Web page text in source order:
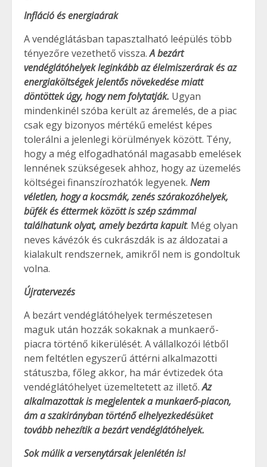
Infláció és energiaárak
A vendéglátásban tapasztalható leépülés több
tényezőre vezethető vissza.A bezárt
vendéglátóhelyek leginkább az élelmiszerárak és az
energiaköltségek jelentős növekedése miatt
döntöttek úgy, hogy nem folytatják. Ugyan
mindenkinél szóba került az áremelés, de a piac
csak egy bizonyos mértékű emelést képes
tolerálni a jelenlegi körülmények között. Tény,
hogy a még elfogadhatónál magasabb emelések
lennének szükségesek ahhoz, hogy az üzemelés
költségei finanszírozhatók legyenek. Nem
véletlen, hogy a kocsmák, zenés szórakozóhelyek,
büfék és éttermek között is szép számmal
találhatunk olyat, amely bezárta kapuit. Még olyan
neves kávézók és cukrászdák is az áldozatai a
kialakult rendszernek, amikről nem is gondoltuk
volna.
Újratervezés
A bezárt vendéglátóhelyek természetesen
maguk után hozzák sokaknak a munkaerő-
piacra történő kikerülését. A vállalkozói létből
nem feltétlen egyszerű áttérni alkalmazotti
státuszba, főleg akkor, ha már évtizedek óta
vendéglátóhelyet üzemeltetett az illető.Az
alkalmazottak is megjelentek a munkaerő-piacon,
ám a szakirányban történő elhelyezkedésüket
tovább nehezítik a bezárt vendéglátóhelyek.
Sok múlik a versenytársak jelenlétén is!